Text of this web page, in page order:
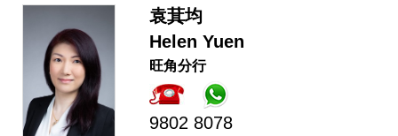
袁萁均
Helen Yuen
旺角分行
9802 8078